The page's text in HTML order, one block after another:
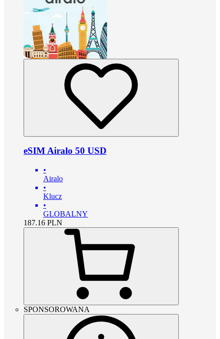
eSIM Airalo 50 USD
•
Airalo
•
Klucz
•
GLOBALNY
187.16 PLN
SPONSOROWANA